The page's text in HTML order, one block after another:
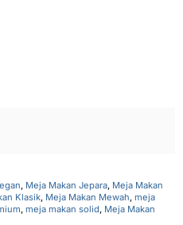
, Meja Makan Jepara, Meja Makan
Klasik, Meja Makan Mewah, meja
, meja makan solid, Meja Makan